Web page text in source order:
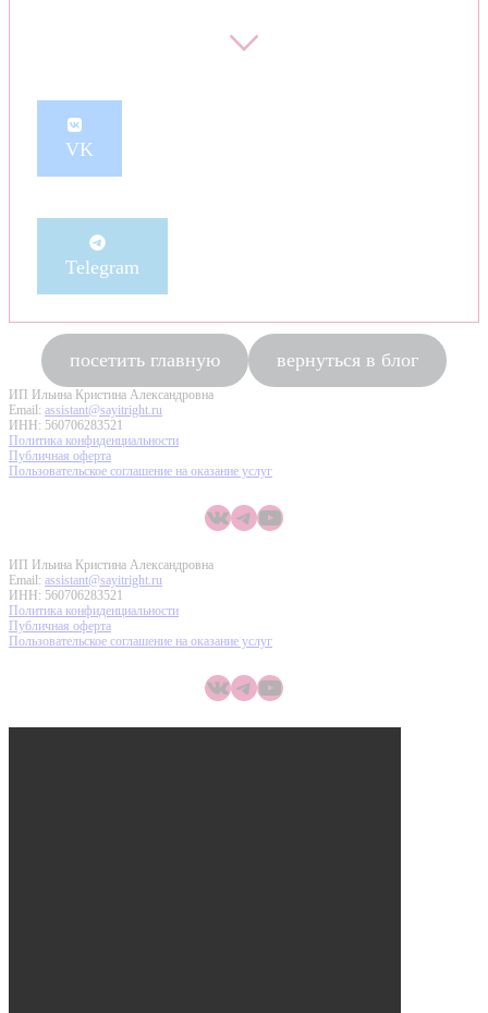
⌵
VK
Telegram
посетить главную вернуться в блог
ИП Ильина Кристина Александровна
Email: assistant@sayitright.ru
ИНН: 560706283521
Политика конфиденциальности
Публичная оферта
Пользовательское соглашение на оказание услуг
ВКонтакте
Telegram
YouTube
ИП Ильина Кристина Александровна
Email: assistant@sayitright.ru
ИНН: 560706283521
Политика конфиденциальности
Публичная оферта
Пользовательское соглашение на оказание услуг
ВКонтакте
Telegram
YouTube